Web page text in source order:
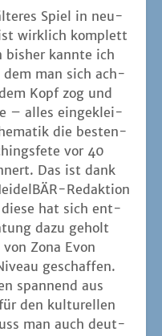
Zona Evon
geschaf­fen.
span­nend aus
den kul­tu­rel­len
man auch deut­
sol­ches wenig
zu tun hat. Man
The­ma und
umset­zen
wesent­lich
zu erfas­sen:
aber
liegt noch eine
Mit­te. Aus all
nun eine wahr­